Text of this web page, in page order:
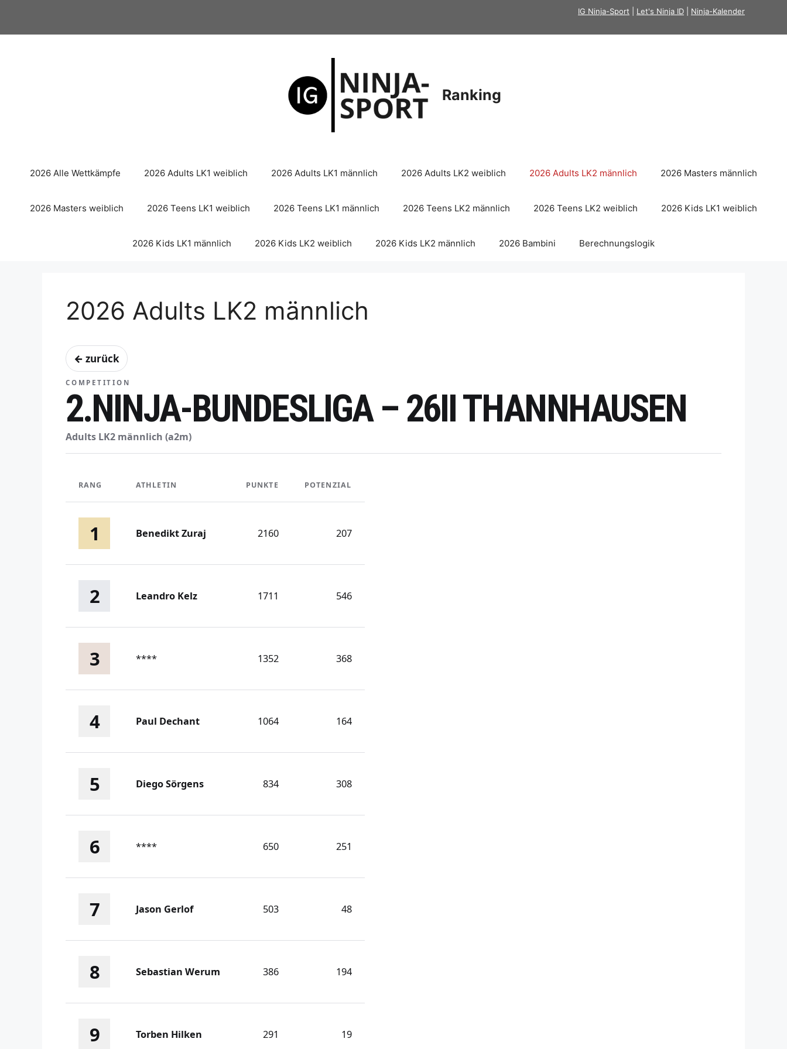
springen
IG Ninja-Sport Let's Ninja ID Ninja-Kalender
Ranking
2026 Alle Wettkämpfe 2026 Adults LK1 weiblich 2026 Adults LK1 männlich 2026 Adults LK2 weiblich 2026 Adults LK2 männlich 2026 Masters männlich
2026 Masters weiblich 2026 Teens LK1 weiblich 2026 Teens LK1 männlich 2026 Teens LK2 männlich 2026 Teens LK2 weiblich 2026 Kids LK1 weiblich
2026 Kids LK1 männlich 2026 Kids LK2 weiblich 2026 Kids LK2 männlich 2026 Bambini Berechnungslogik
2026 Adults LK2 männlich
← zurück
COMPETITION
2.NINJA-BUNDESLIGA – 26II THANNHAUSEN
Adults LK2 männlich (a2m)
RANG ATHLETIN PUNKTE POTENZIAL
1 Benedikt Zuraj 2160 207
2 Leandro Kelz 1711 546
3 **** 1352 368
4 Paul Dechant 1064 164
5 Diego Sörgens 834 308
6 **** 650 251
7 Jason Gerlof 503 48
8 Sebastian Werum 386 194
9 Torben Hilken 291 19